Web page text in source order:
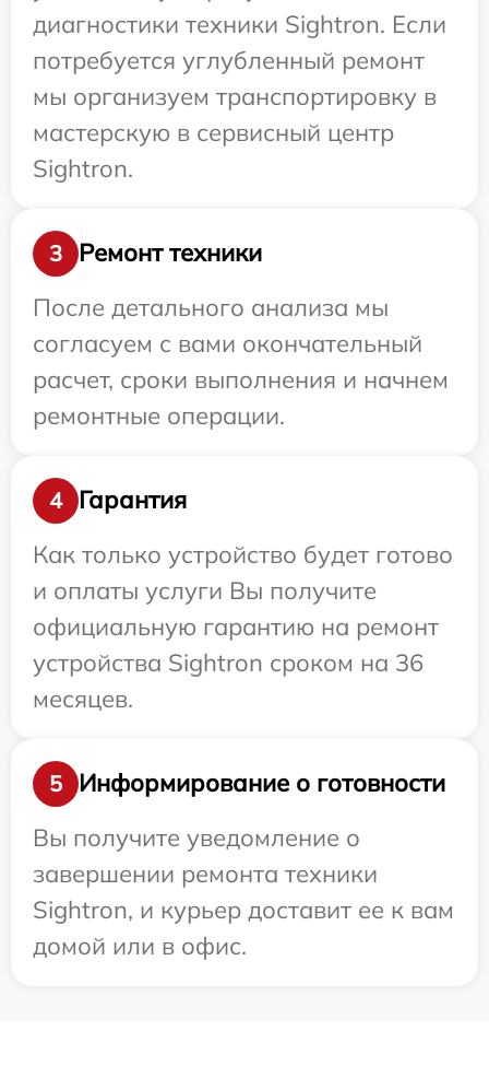
диагностики техники Sightron. Если
потребуется углубленный ремонт
мы организуем транспортировку в
мастерскую в сервисный центр
Sightron.
3
Ремонт техники
После детального анализа мы
согласуем с вами окончательный
расчет, сроки выполнения и начнем
ремонтные операции.
4
Гарантия
Как только устройство будет готово
и оплаты услуги Вы получите
официальную гарантию на ремонт
устройства Sightron сроком на 36
месяцев.
5
Информирование о готовности
Вы получите уведомление о
завершении ремонта техники
Sightron, и курьер доставит ее к вам
домой или в офис.